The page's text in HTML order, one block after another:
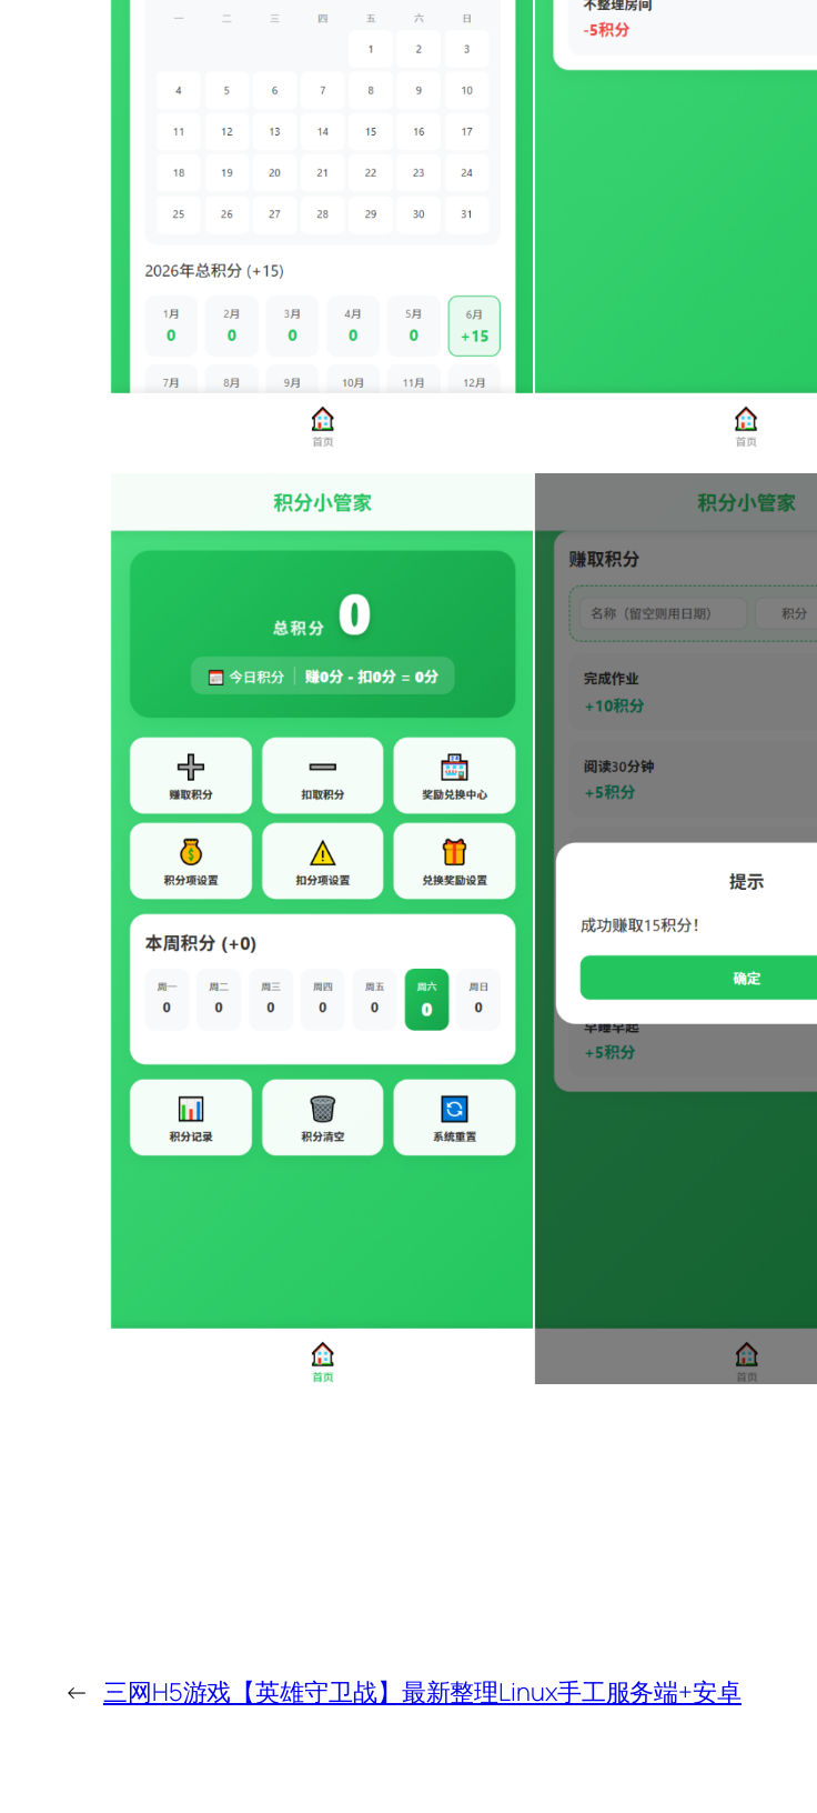
← 三网H5游戏【英雄守卫战】最新整理Linux手工服务端+安卓